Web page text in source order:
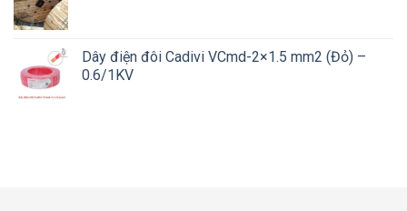
Dây điện đôi Cadivi VCmd-2×1.5 mm2 (Đỏ) –
0.6/1KV